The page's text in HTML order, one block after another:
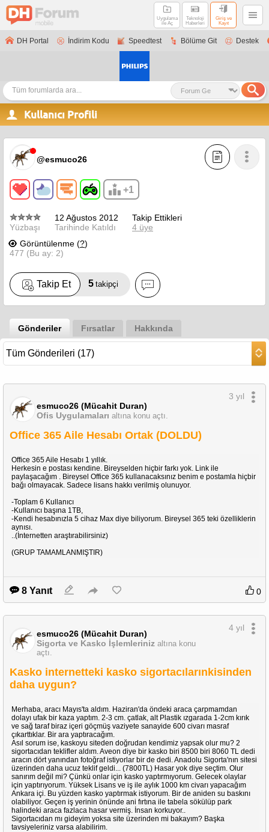
Uygulama
ile Aç
Teknoloji
Haberleri
Giriş ve
Kayıt
DH Portal İndirim Kodu Speedtest Bölüme Git Destek
Kullanıcı Profili
@esmuco26
+1
Yüzbaşı
12 Ağustos 2012
Tarihinde Katıldı
Takip Ettikleri
4 üye
Görüntülenme (?)
477 (Bu ay: 2)
Takip Et 5 takipçi
Gönderiler Fırsatlar Hakkında
esmuco26 (Mücahit Duran)
Ofis Uygulamaları altına konu açtı.
3 yıl
Office 365 Aile Hesabı Ortak (DOLDU)
Office 365 Aile Hesabı 1 yıllık.
Herkesin e postası kendine. Bireyselden hiçbir farkı yok. Link ile
paylaşacağım . Bireysel Office 365 kullanacaksınız benim e postamla hiçbir
bağı olmayacak. Sadece lisans hakkı verilmiş olunuyor.
-Toplam 6 Kullanıcı
-Kullanıcı başına 1TB,
-Kendi hesabınızla 5 cihaz Max diye biliyorum. Bireysel 365 teki özelliklerin
aynısı.
..(İnternetten araştırabilirsiniz)
(GRUP TAMAMLANMIŞTIR)
8 Yanıt 0
esmuco26 (Mücahit Duran)
Sigorta ve Kasko İşlemleriniz altına konu
açtı.
4 yıl
Kasko internetteki kasko sigortacılarınkisinden
daha uygun?
Merhaba, aracı Mayıs'ta aldım. Haziran'da öndeki araca çarpmamdan
dolayı ufak bir kaza yaptım. 2-3 cm. çatlak, alt Plastik ızgarada 1-2cm kırık
ve sağ taraf biraz içeri göçmüş vaziyete sanayide 600 civarı masraf
çıkarttıklar. Bir ara yaptıracağım.
Asıl sorum ise, kaskoyu siteden doğrudan kendimiz yapsak olur mu? 2
sigortacıdan teklifler aldım. Aveon diye bir kasko biri 8500 biri 8060 TL dedi
aracın dört yanından fotoğraf istiyorlar bir de dedi. Anadolu Sigorta'nın sitesi
üzerinden daha ucuz teklif geldi... (7800TL) Hasar yok diye seçtim. Olur
sanırım değil mi? Çünkü onlar için kasko yaptırmıyorum. Gelecek olaylar
için yaptırıyorum. Yüksek Lisans ve iş ile aylık 1000 km civarı yapacağım
Ankara içi. Bu yüzden kasko yaptırmak istiyorum. Bir de aniden su baskını
olabiliyor. Geçen iş yerinin önünde ani fırtına ile tabela sökülüp park
halindeki araca fazlaca hasar vermiş. İnsan korkuyor..
Sigortacıdan mı gideyim yoksa site üzerinden mi bakayım? Başka
tavsiyeleriniz varsa alabilirim.